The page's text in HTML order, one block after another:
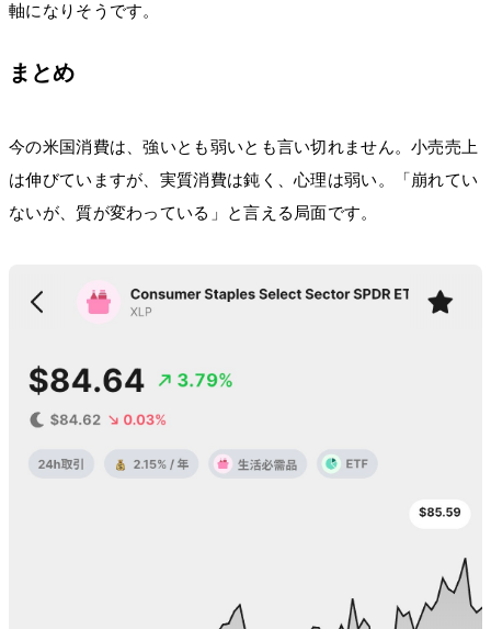
軸になりそうです。
まとめ
今の米国消費は、強いとも弱いとも言い切れません。小売売上
は伸びていますが、実質消費は鈍く、心理は弱い。「崩れてい
ないが、質が変わっている」と言える局面です。